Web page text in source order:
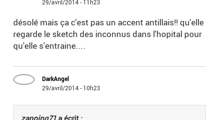
29/avril/2014 - 11h23
désolé mais ça c'est pas un accent antillais!! qu'elle
regarde le sketch des inconnus dans l'hopital pour
qu'elle s'entraine....
DarkAngel
29/avril/2014 - 10h23